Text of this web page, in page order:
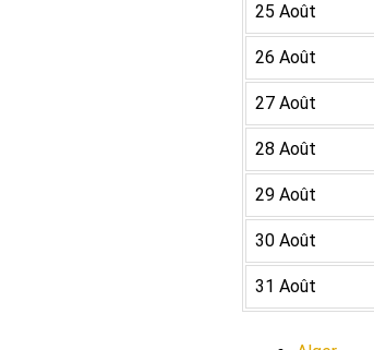
25 Août
26 Août
27 Août
28 Août
29 Août
30 Août
31 Août